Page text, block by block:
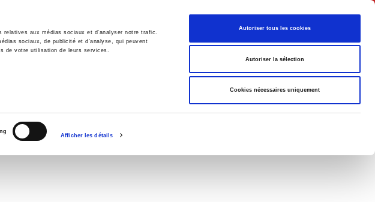
relatives aux médias sociaux et d'analyser notre trafic.
sociaux, de publicité et d'analyse, qui peuvent
de votre utilisation de leurs services.
Afficher les détails
Autoriser tous les cookies
Autoriser la sélection
Cookies nécessaires uniquement
English
International Politics